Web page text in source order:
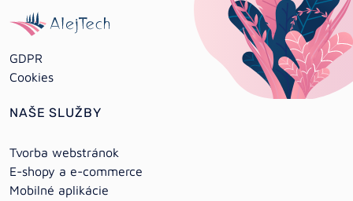
GDPR
Cookies
NAŠE SLUŽBY
Tvorba webstránok
E-shopy a e-commerce
Mobilné aplikácie